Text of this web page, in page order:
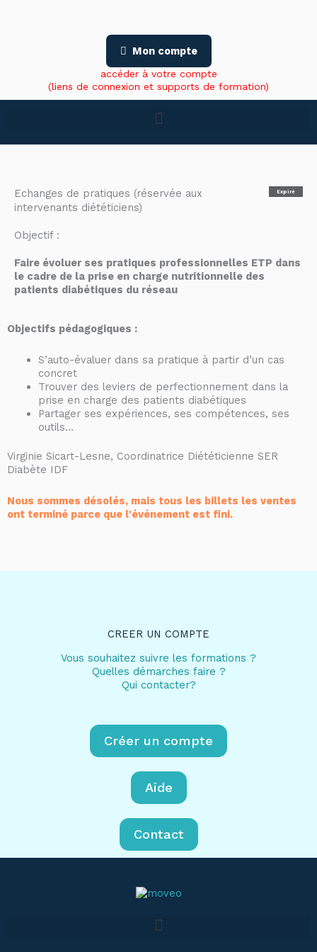
Mon compte
accéder à votre compte
(liens de connexion et supports de formation)
Expiré
Echanges de pratiques (réservée aux
intervenants diététiciens)
Objectif :
Faire évoluer ses pratiques professionnelles ETP dans
le cadre de la prise en charge nutritionnelle des
patients diabétiques du réseau
Objectifs pédagogiques :
S’auto-évaluer dans sa pratique à partir d’un cas
concret
Trouver des leviers de perfectionnement dans la
prise en charge des patients diabétiques
Partager ses expériences, ses compétences, ses
outils…
Virginie Sicart-Lesne, Coordinatrice Diététicienne SER
Diabète IDF
Nous sommes désolés, mais tous les billets les ventes
ont terminé parce que l'événement est fini.
CREER UN COMPTE
Vous souhaitez suivre les formations ?
Quelles démarches faire ?
Qui contacter?
Créer un compte
Aide
Contact